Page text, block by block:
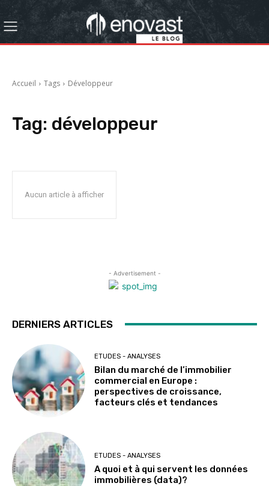
Accueil Tags Développeur
Tag: développeur
Aucun article à afficher
- Advertisement -
DERNIERS ARTICLES
ETUDES - ANALYSES
Bilan du marché de l’immobilier
commercial en Europe :
perspectives de croissance,
facteurs clés et tendances
ETUDES - ANALYSES
A quoi et à qui servent les données
immobilières (data)?